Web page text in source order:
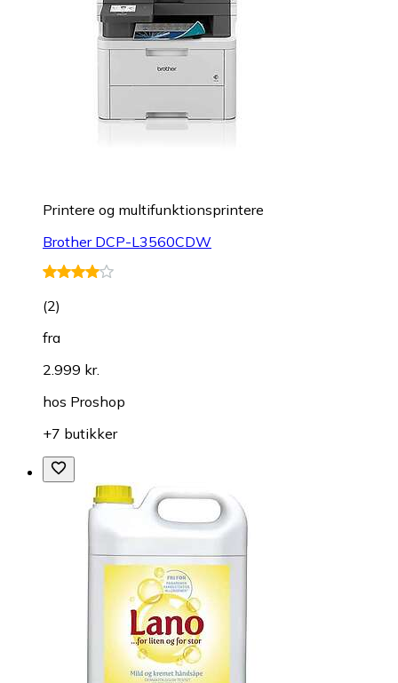
Printere og multifunktionsprintere
Brother DCP-L3560CDW
(2)
fra
2.999 kr.
hos Proshop
+7 butikker